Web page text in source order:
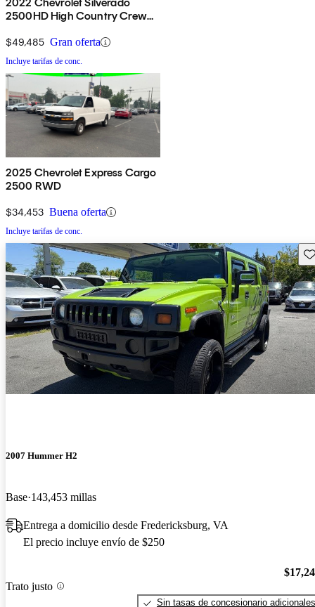
2500HD High Country Crew
$49,485 Gran oferta
Incluye tarifas de conc.
2025 Chevrolet Express Cargo
2500 RWD
$34,453 Buena oferta
Incluye tarifas de conc.
2007 Hummer H2
Base 143,453 millas
Entrega a domicilio desde Fredericksburg, VA
El precio incluye envío de $250
Trato justo
Sin tasas de concesionario adicionales